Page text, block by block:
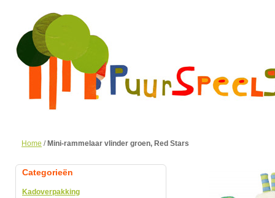
Home / Mini-rammelaar vlinder groen, Red Stars
Categorieën
Kadoverpakking